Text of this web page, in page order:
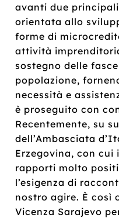
avanti due
orientata allo
forme di
attività
sostegno delle
popolazione,
necessità e
è proseguito con
Recentemente, su
dell’Ambasciata
Erzegovina, con
rapporti molto
l’esigenza di
nostro agire. È così
Vicenza Sarajevo